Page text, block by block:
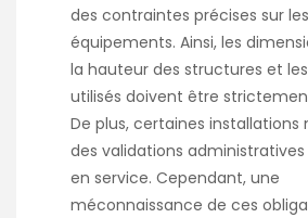
des contraintes précises sur les
équipements. Ainsi, les
la hauteur des structures et
utilisés doivent être
De plus, certaines installations
des validations
en service. Cependant, une
méconnaissance de ces